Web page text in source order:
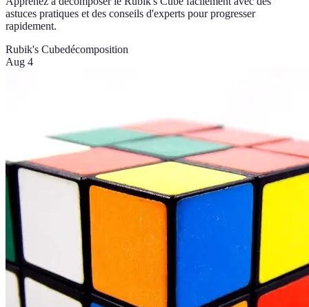
astuces pratiques et des conseils d'experts pour progresser
rapidement.
Rubik's Cubedécomposition
Aug 4